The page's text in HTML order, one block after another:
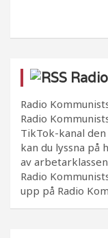
Radio
Radio
TikTok-kanal
kan du lyssna på
av
Radio
upp på Radio